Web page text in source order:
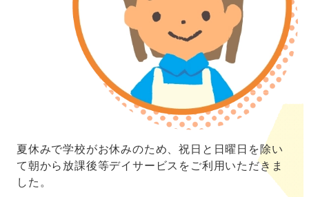
夏休みで学校がお休みのため、祝日と日曜日を除い
て朝から放課後等デイサービスをご利用いただきま
した。